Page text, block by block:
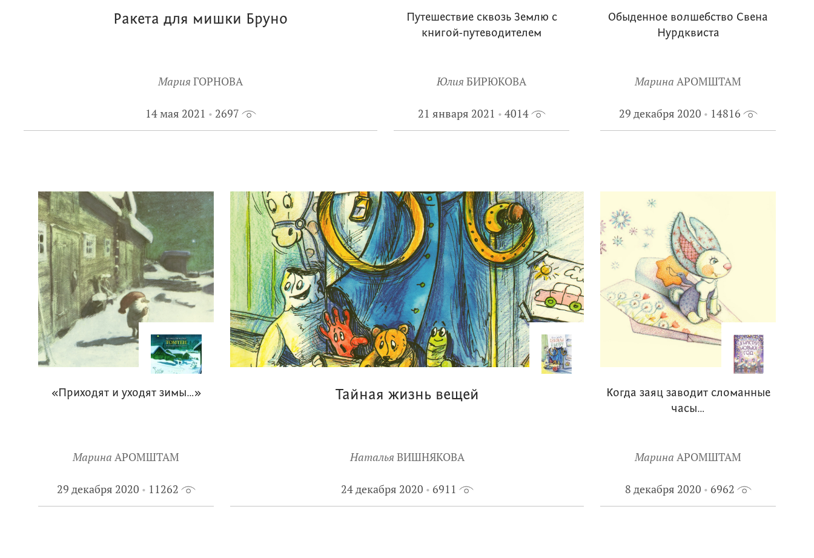
Ракета для мишки Бруно
Мария ГОРНОВА
14 мая 2021 2697
Путешествие сквозь Землю с
книгой-путеводителем
Юлия БИРЮКОВА
21 января 2021 4014
Обыденное волшебство Свена
Нурдквиста
Марина АРОМШТАМ
29 декабря 2020 14816
«Приходят и уходят зимы…»
Марина АРОМШТАМ
29 декабря 2020 11262
Тайная жизнь вещей
Наталья ВИШНЯКОВА
24 декабря 2020 6911
Когда заяц заводит сломанные
часы…
Марина АРОМШТАМ
8 декабря 2020 6962